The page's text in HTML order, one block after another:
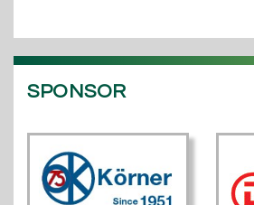
SPONSOR